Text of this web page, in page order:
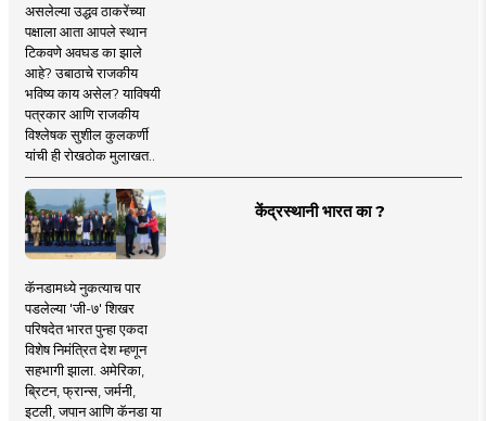
असलेल्या उद्धव ठाकरेंच्या
पक्षाला आता आपले स्थान
टिकवणे अवघड का झाले
आहे? उबाठाचे राजकीय
भविष्य काय असेल? याविषयी
पत्रकार आणि राजकीय
विश्लेषक सुशील कुलकर्णी
यांची ही रोखठोक मुलाखत..
केंद्रस्थानी भारत का ?
कॅनडामध्ये नुकत्याच पार
पडलेल्या 'जी-७' शिखर
परिषदेत भारत पुन्हा एकदा
विशेष निमंत्रित देश म्हणून
सहभागी झाला. अमेरिका,
ब्रिटन, फ्रान्स, जर्मनी,
इटली, जपान आणि कॅनडा या